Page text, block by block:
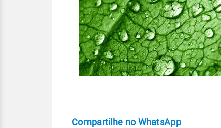
Compartilhe no WhatsApp